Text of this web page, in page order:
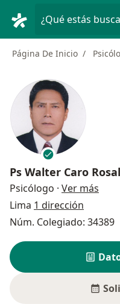
¿Qué estás
Página De Inicio
Ps Walter Caro
Psicólogo · Ver más
Lima 1 dirección
Núm. Colegiado: 34389